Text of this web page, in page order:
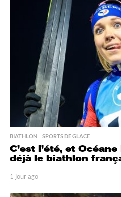
r
e
s
a
g
o
BIATHLON ,SPORTS DE GLACE
C’est l’été, et
déjà le biathlon
1 jour ago
o